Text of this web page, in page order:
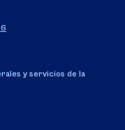
y servicios de la